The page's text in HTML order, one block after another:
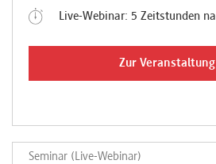
Live-Webinar: 5 Zeitstunden
Zur Veranstaltung
Seminar (Live-Webinar)